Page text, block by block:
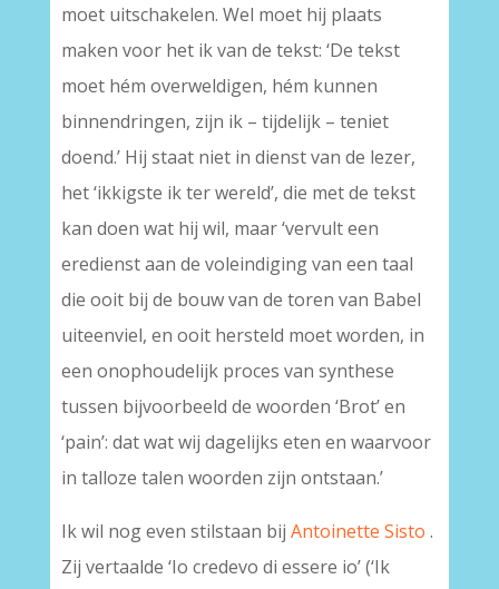
moet uitschakelen. Wel moet hij plaats
maken voor het ik van de tekst: ‘De tekst
moet hém overweldigen, hém kunnen
binnendringen, zijn ik – tijdelijk – teniet
doend.’ Hij staat niet in dienst van de lezer,
het ‘ikkigste ik ter wereld’, die met de tekst
kan doen wat hij wil, maar ‘vervult een
eredienst aan de voleindiging van een taal
die ooit bij de bouw van de toren van Babel
uiteenviel, en ooit hersteld moet worden, in
een onophoudelijk proces van synthese
tussen bijvoorbeeld de woorden ‘Brot’ en
‘pain’: dat wat wij dagelijks eten en waarvoor
in talloze talen woorden zijn ontstaan.’
Ik wil nog even stilstaan bij Antoinette Sisto .
Zij vertaalde ‘Io credevo di essere io’ (‘Ik